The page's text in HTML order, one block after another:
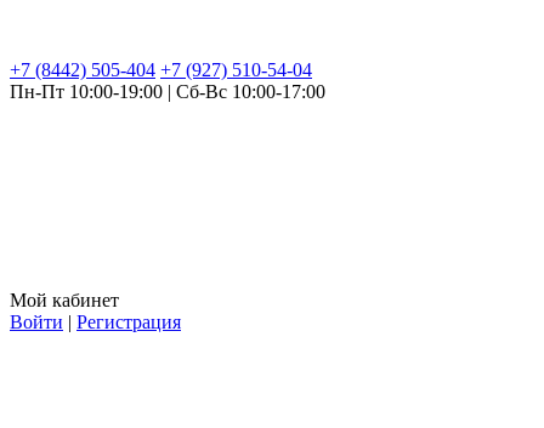
+7 (8442) 505-404 +7 (927) 510-54-04
Пн-Пт 10:00-19:00 | Сб-Вс 10:00-17:00
Мой кабинет
Войти | Регистрация